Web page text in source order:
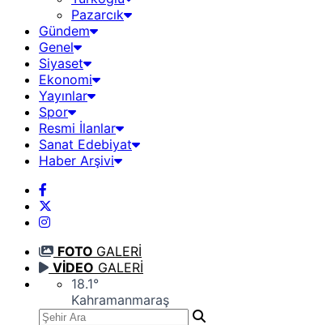
Pazarcık
Gündem
Genel
Siyaset
Ekonomi
Yayınlar
Spor
Resmi İlanlar
Sanat Edebiyat
Haber Arşivi
FOTO GALERİ
VİDEO GALERİ
18.1°
Kahramanmaraş